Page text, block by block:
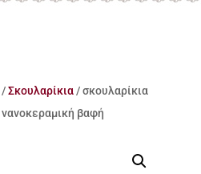
Σκουλαρίκια/ σκουλαρίκια
νανοκεραμική βαφή